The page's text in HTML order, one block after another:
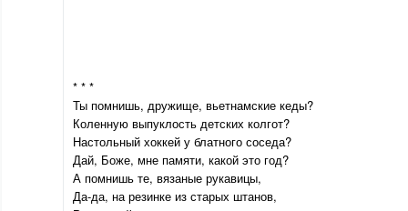
* * *
Ты помнишь, дружище, вьетнамские кеды?
Коленную выпуклость детских колгот?
Настольный хоккей у блатного соседа?
Дай, Боже, мне памяти, какой это год?
А помнишь те, вязаные рукавицы,
Да-да, на резинке из старых штанов,